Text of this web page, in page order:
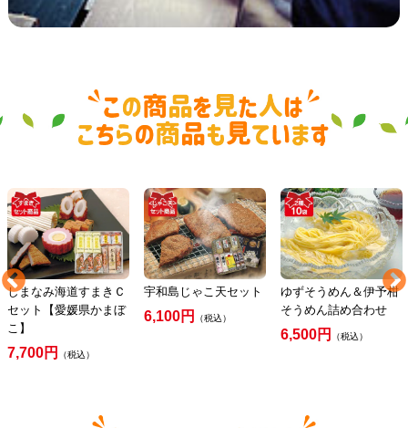
しまなみ海道すまきＣ
セット【愛媛県かまぼ
こ】
7,700円 （税込）
宇和島じゃこ天セット
6,100円 （税込）
ゆずそうめん＆伊予柑
そうめん詰め合わせ
6,500円 （税込）